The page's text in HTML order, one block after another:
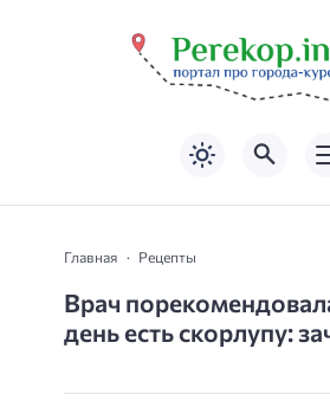
Главная Рецепты
Врач
день есть скорлупу: